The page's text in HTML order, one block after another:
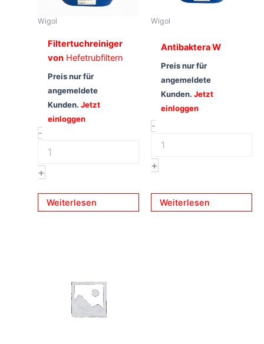
Wigol
Filtertuchreiniger
von Hefetrubfiltern
Preis nur für
angemeldete
Kunden.Jetzt
einloggen
-
+
Weiterlesen
Wigol
Antibaktera W
Preis nur für
angemeldete
Kunden.Jetzt
einloggen
-
+
Weiterlesen